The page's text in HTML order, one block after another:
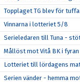
Topplaget TG blev för tuffa
Vinnarna i lotteriet 5/8
Serieledaren till Tuna -
Mållöst mot Vitå BK i fyran
Lotteriet till lördagens
Serien vänder - hemma